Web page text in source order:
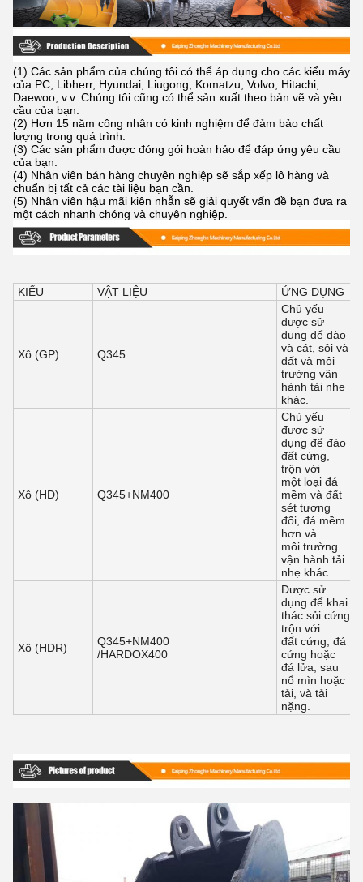
(1) Các sản phẩm của chúng tôi có thể áp dụng cho các kiểu máy
của PC, Libherr, Hyundai, Liugong, Komatzu, Volvo, Hitachi,
Daewoo, v.v. Chúng tôi cũng có thể sản xuất theo bản vẽ và yêu
cầu của bạn.
(2) Hơn 15 năm công nhân có kinh nghiệm để đảm bảo chất
lượng trong quá trình.
(3) Các sản phẩm được đóng gói hoàn hảo để đáp ứng yêu cầu
của bạn.
(4) Nhân viên bán hàng chuyên nghiệp sẽ sắp xếp lô hàng và
chuẩn bị tất cả các tài liệu bạn cần.
(5) Nhân viên hậu mãi kiên nhẫn sẽ giải quyết vấn đề bạn đưa ra
một cách nhanh chóng và chuyên nghiệp.
KIỂU VẬT LIỆU ỨNG DỤNG
Xô (GP) Q345
Chủ yếu
được sử
dụng để đào
và cát, sỏi và
đất và môi
trường vận
hành tải nhẹ
khác.
Xô (HD) Q345+NM400
Chủ yếu
được sử
dụng để đào
đất cứng,
trộn với
một loại đá
mềm và đất
sét tương
đối, đá mềm
hơn và
môi trường
vận hành tải
nhẹ khác.
Xô (HDR)
Q345+NM400
/HARDOX400
Được sử
dụng để khai
thác sỏi cứng
trộn với
đất cứng, đá
cứng hoặc
đá lửa, sau
nổ mìn hoặc
tải, và tải
nặng.